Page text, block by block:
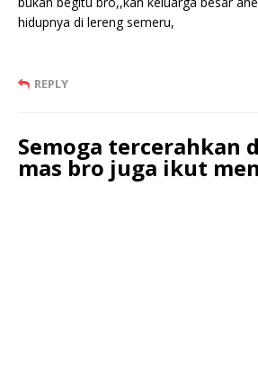
hidupnya di lereng semeru,
REPLY
Semoga tercerahkan
mas bro juga ikut